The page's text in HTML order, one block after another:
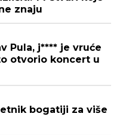
znaju
Pula, j**** je vruće
otvorio koncert u
bogatiji za više